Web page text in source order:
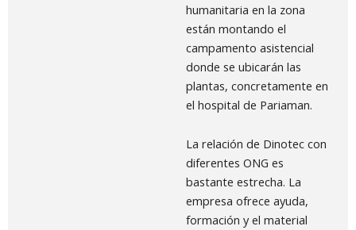
humanitaria en la zona
están montando el
campamento asistencial
donde se ubicarán las
plantas, concretamente en
el hospital de Pariaman.
La relación de Dinotec con
diferentes ONG es
bastante estrecha. La
empresa ofrece ayuda,
formación y el material